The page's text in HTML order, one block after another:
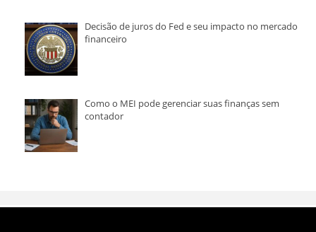
Decisão de juros do Fed e seu impacto no mercado
financeiro
Como o MEI pode gerenciar suas finanças sem
contador